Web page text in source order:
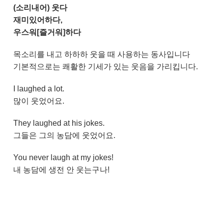
(소리내어) 웃다
재미있어하다,
우스워[즐거워]하다
목소리를 내고 하하하 웃을 때 사용하는 동사입니다
기본적으로는 쾌활한 기세가 있는 웃음을 가리킵니다.
I laughed a lot.
많이 웃었어요.
They laughed at his jokes.
그들은 그의 농담에 웃었어요.
You never laugh at my jokes!
내 농담에 생전 안 웃는구나!